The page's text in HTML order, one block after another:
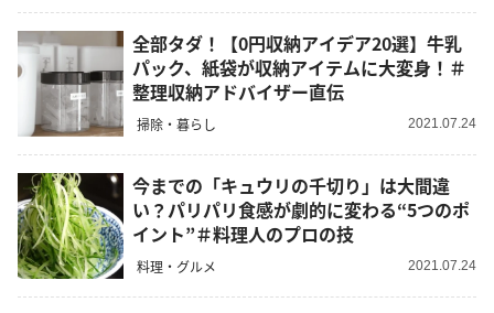
全部タダ！【0円収納アイデア20選】牛乳
パック、紙袋が収納アイテムに大変身！＃
整理収納アドバイザー直伝
掃除・暮らし 2021.07.24
今までの「キュウリの千切り」は大間違
い？パリパリ食感が劇的に変わる“5つのポ
イント”＃料理人のプロの技
料理・グルメ 2021.07.24